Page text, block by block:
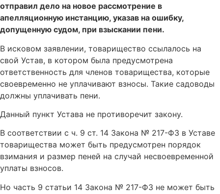
отправил дело на новое рассмотрение в
апелляционную инстанцию, указав на ошибку,
допущенную судом, при взыскании пени.
В исковом заявлении, товарищество ссылалось на
свой Устав, в котором была предусмотрена
ответственность для членов товарищества, которые
своевременно не уплачивают взносы. Такие садоводы
должны уплачивать пени.
Данный пункт Устава не противоречит закону.
В соответствии с ч. 9 ст. 14 Закона № 217-ФЗ в Уставе
товарищества может быть предусмотрен порядок
взимания и размер пеней на случай несвоевременной
уплаты взносов.
Но часть 9 статьи 14 Закона № 217-ФЗ не может быть